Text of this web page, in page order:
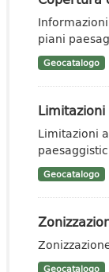
piani
Geocatalogo
Limitazioni
Geocatalogo
Geocatalogo